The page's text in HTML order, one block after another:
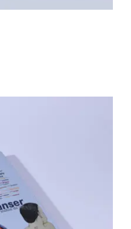
Acte visible